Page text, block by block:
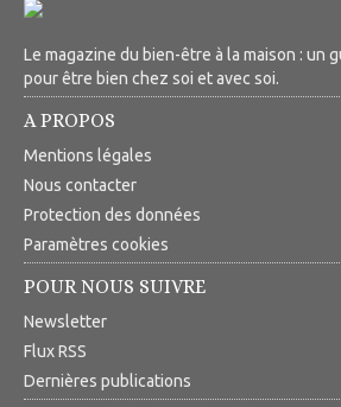
Le magazine du bien-être à la maison : un
pour être bien chez soi et avec soi.
A PROPOS
Mentions légales
Nous contacter
Protection des données
Paramètres cookies
POUR NOUS SUIVRE
Newsletter
Flux RSS
Dernières publications